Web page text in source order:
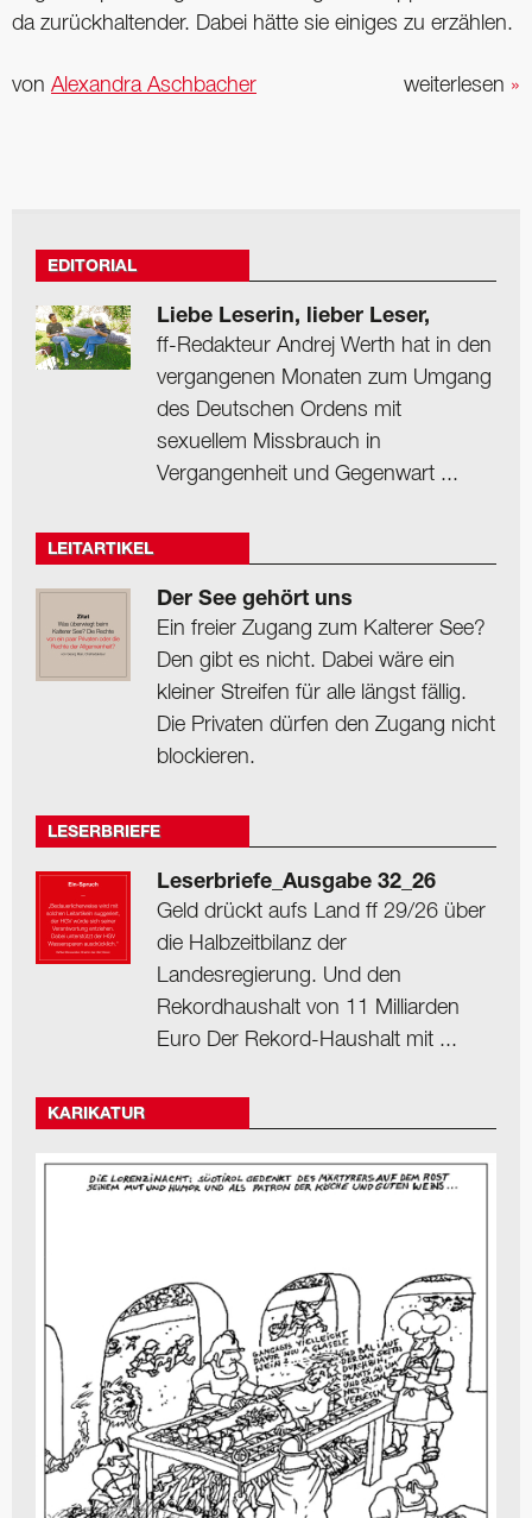
da zurückhaltender. Dabei hätte sie einiges zu erzählen.
weiterlesen »
von Alexandra Aschbacher
EDITORIAL
Liebe Leserin, lieber Leser,
ff-Redakteur Andrej Werth hat in den
vergangenen Monaten zum Umgang
des Deutschen Ordens mit
sexuellem Missbrauch in
Vergangenheit und Gegenwart ...
LEITARTIKEL
Der See gehört uns
Ein freier Zugang zum Kalterer See?
Den gibt es nicht. Dabei wäre ein
kleiner Streifen für alle längst fällig.
Die Privaten dürfen den Zugang nicht
blockieren.
LESERBRIEFE
Leserbriefe_Ausgabe 32_26
Geld drückt aufs Land ff 29/26 über
die Halbzeitbilanz der
Landesregierung. Und den
Rekordhaushalt von 11 Milliarden
Euro Der Rekord-Haushalt mit ...
KARIKATUR